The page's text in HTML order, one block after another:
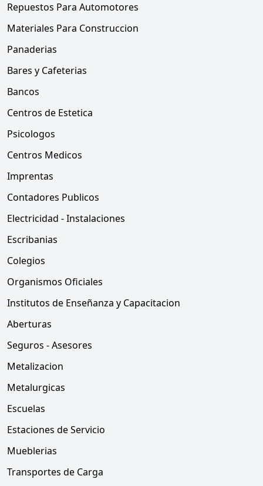
Repuestos Para Automotores
Materiales Para Construccion
Panaderias
Bares y Cafeterias
Bancos
Centros de Estetica
Psicologos
Centros Medicos
Imprentas
Contadores Publicos
Electricidad - Instalaciones
Escribanias
Colegios
Organismos Oficiales
Institutos de Enseñanza y Capacitacion
Aberturas
Seguros - Asesores
Metalizacion
Metalurgicas
Escuelas
Estaciones de Servicio
Mueblerias
Transportes de Carga